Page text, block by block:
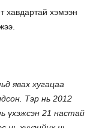
хавдартай хэмээн
явах хугацаа
Тэр нь 2012
үхэжсэн 21 настай